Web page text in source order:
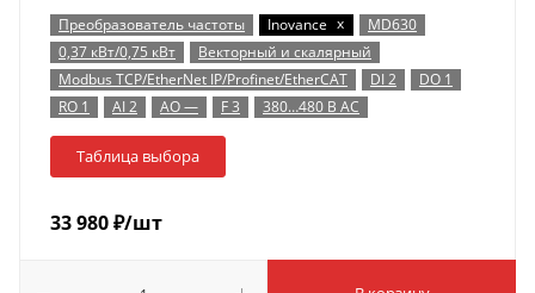
Преобразователь частоты Inovance x
MD630
0,37 кВт/0,75 кВт
Векторный и скалярный
Modbus TCP/EtherNet IP/Profinet/EtherCAT
DI 2
DO 1
RO 1
AI 2 AO — F 3 380…480 В AC
Таблица выбора
33 980₽/шт